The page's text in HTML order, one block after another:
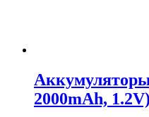
2000mAh,